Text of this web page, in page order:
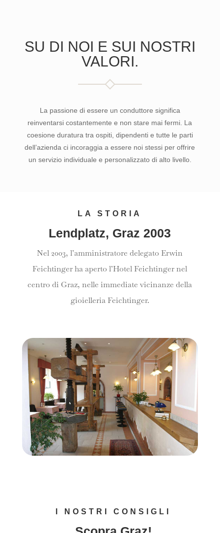
SU DI NOI E SUI NOSTRI
VALORI.
La passione di essere un conduttore significa
reinventarsi costantemente e non stare mai fermi. La
coesione duratura tra ospiti, dipendenti e tutte le parti
dell’azienda ci incoraggia a essere noi stessi per offrire
un servizio individuale e personalizzato di alto livello.
LA STORIA
Lendplatz, Graz 2003
Nel 2003, l’amministratore delegato Erwin
Feichtinger ha aperto l’Hotel Feichtinger nel
centro di Graz, nelle immediate vicinanze della
gioielleria Feichtinger.
I NOSTRI CONSIGLI